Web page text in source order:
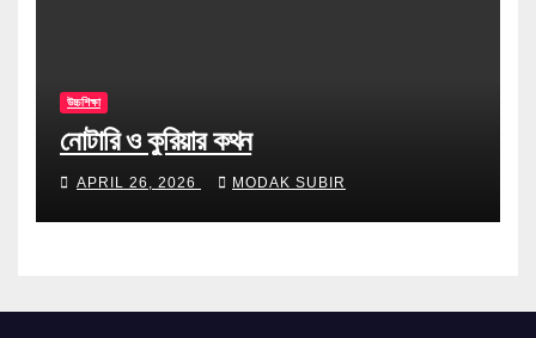
উচ্চশিক্ষা
নোটারি ও কুরিয়ার কথন
APRIL 26, 2026 MODAK SUBIR